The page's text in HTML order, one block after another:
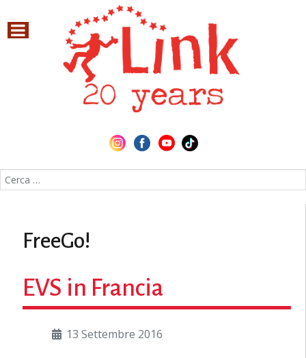
Cerca nel sito
FreeGo!
EVS in Francia
13 Settembre 2016